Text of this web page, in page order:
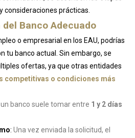
consideraciones prácticas.
del Banco Adecuado
o empresarial en los EAU, podrías
tu banco actual. Sin embargo, se
ofertas, ya que otras entidades
competitivas o condiciones más
un banco suele tomar entre 1 y 2 días
: Una vez enviada la solicitud, el